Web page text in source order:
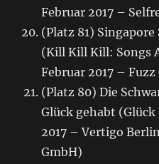
Februar 2017 –
(Platz 81)
(Kill Kill Kill: Songs
Februar 2017 – Fuzz
(Platz 80) Die
Glück gehabt
2017 – Vertigo
GmbH)